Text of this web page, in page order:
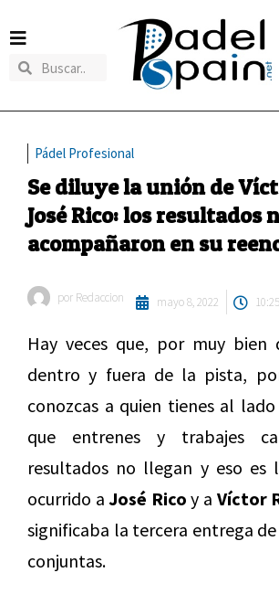
Pádel Profesional
Se diluye la unión de
José Rico: los resultados
acompañaron en su
por Redaccion mayo 8, 2022
Hay veces que, por muy bien
dentro y fuera de la pista,
conozcas a quien tienes al
que entrenes y trabajes
resultados no llegan y eso es
ocurrido aJosé Rico y a Víctor
significaba la tercera entrega de
conjuntas.